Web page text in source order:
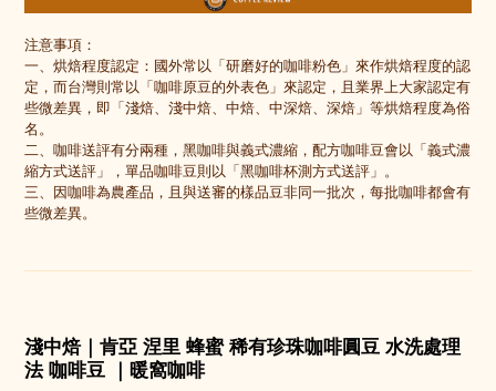
注意事項：
一、烘焙程度認定： 國外常以「研磨好的咖啡粉色」來作烘焙程度的認
定，而台灣則常以「咖啡原豆的外表色」來認定，且業界上大家認定有
些微差異，即「淺焙、淺中焙、中焙、中深焙、深焙」等烘焙程度為俗
名。
二、咖啡送評有分兩種，黑咖啡與義式濃縮，配方咖啡豆會以「義式濃
縮方式送評」，單品咖啡豆則以「黑咖啡杯測方式送評」。
三、因咖啡為農產品，且與送審的樣品豆非同一批次，每批咖啡都會有
些微差異。
淺中焙｜肯亞 涅里 蜂蜜 稀有珍珠咖啡圓豆 水洗處理
法 咖啡豆 ｜暖窩咖啡